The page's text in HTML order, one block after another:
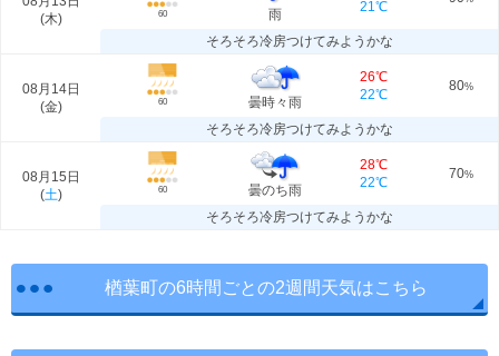
(木) 60 雨
21℃
そろそろ冷房つけてみようかな
08月14日
(金) 60 曇時々雨
26℃
22℃
80%
そろそろ冷房つけてみようかな
08月15日
(土) 60 曇のち雨
28℃
22℃
70%
そろそろ冷房つけてみようかな
楢葉町の6時間ごとの2週間天気はこちら